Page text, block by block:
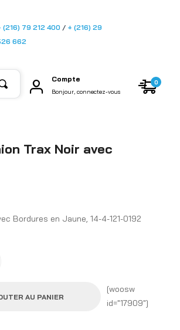
(216) 79 212 400 / + (216) 29
662
Compte
Bonjour, connectez-vous
0
Trax Noir avec
Bordures en Jaune, 14-4-121-0192
AU PANIER
[woosw
id="17909"]